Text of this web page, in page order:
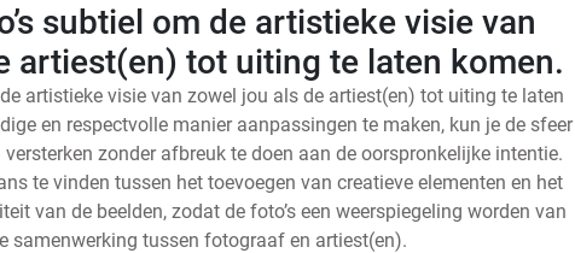
subtiel om de artistieke visie van
artiest(en) tot uiting te laten komen.
artistieke visie van zowel jou als de artiest(en) tot uiting te laten
en respectvolle manier aanpassingen te maken, kun je de sfeer
zonder afbreuk te doen aan de oorspronkelijke intentie.
te vinden tussen het toevoegen van creatieve elementen en het
van de beelden, zodat de foto’s een weerspiegeling worden van
samenwerking tussen fotograaf en artiest(en).